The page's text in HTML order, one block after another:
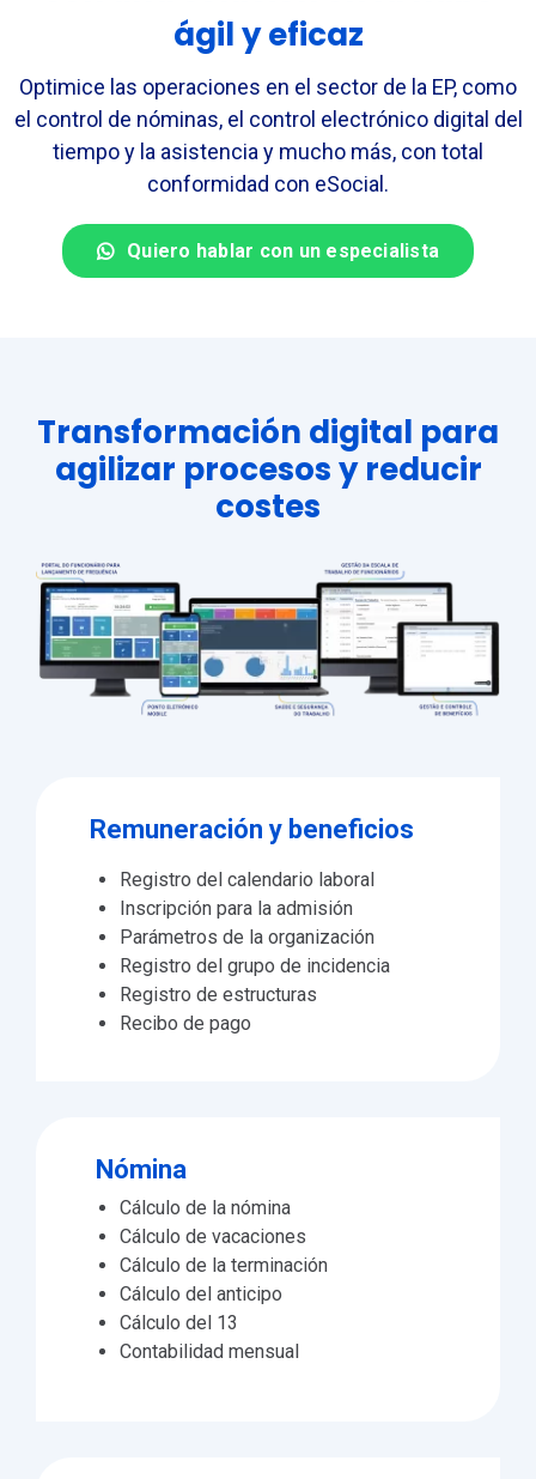
ágil y eficaz
Optimice las operaciones en el sector de la EP, como
el control de nóminas, el control electrónico digital del
tiempo y la asistencia y mucho más, con total
conformidad con eSocial.
Quiero hablar con un especialista
Transformación digital para
agilizar procesos y reducir
costes
Remuneración y beneficios
Registro del calendario laboral
Inscripción para la admisión
Parámetros de la organización
Registro del grupo de incidencia
Registro de estructuras
Recibo de pago
Nómina
Cálculo de la nómina
Cálculo de vacaciones
Cálculo de la terminación
Cálculo del anticipo
Cálculo del 13
Contabilidad mensual